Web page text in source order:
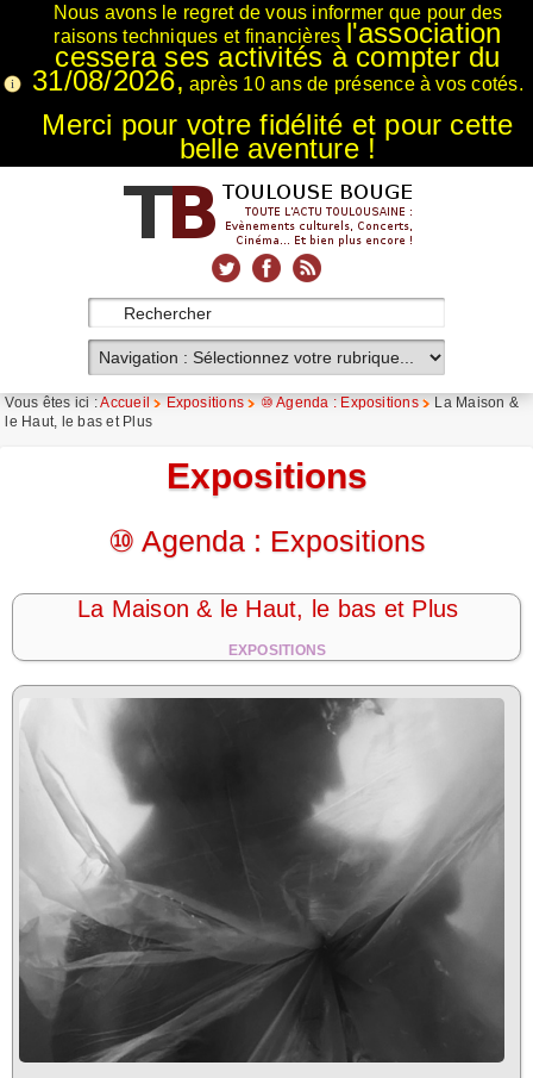
Nous avons le regret de vous informer que pour des
raisons techniques et financières l'association
cessera ses activités à compter du
31/08/2026, après 10 ans de présence à vos cotés.
Merci pour votre fidélité et pour cette
belle aventure !
Vous êtes ici :Accueil Expositions ⑩ Agenda : Expositions
La Maison &
le Haut, le bas et Plus
Expositions
⑩ Agenda : Expositions
La Maison & le Haut, le bas et Plus
EXPOSITIONS